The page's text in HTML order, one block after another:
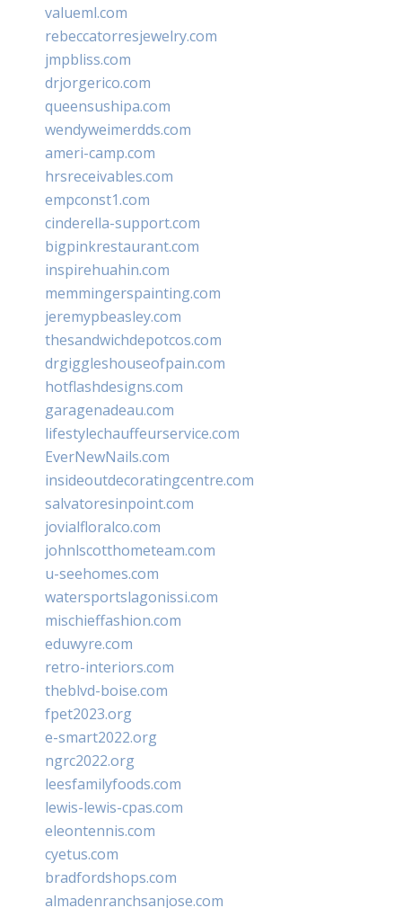
valueml.com
rebeccatorresjewelry.com
jmpbliss.com
drjorgerico.com
queensushipa.com
wendyweimerdds.com
ameri-camp.com
hrsreceivables.com
empconst1.com
cinderella-support.com
bigpinkrestaurant.com
inspirehuahin.com
memmingerspainting.com
jeremypbeasley.com
thesandwichdepotcos.com
drgiggleshouseofpain.com
hotflashdesigns.com
garagenadeau.com
lifestylechauffeurservice.com
EverNewNails.com
insideoutdecoratingcentre.com
salvatoresinpoint.com
jovialfloralco.com
johnlscotthometeam.com
u-seehomes.com
watersportslagonissi.com
mischieffashion.com
eduwyre.com
retro-interiors.com
theblvd-boise.com
fpet2023.org
e-smart2022.org
ngrc2022.org
leesfamilyfoods.com
lewis-lewis-cpas.com
eleontennis.com
cyetus.com
bradfordshops.com
almadenranchsanjose.com